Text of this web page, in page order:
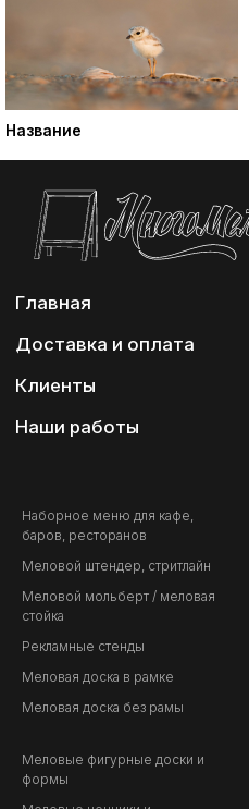
Название
Наборное меню для кафе,
баров, ресторанов
Меловой штендер, стритлайн
Меловой мольберт / меловая
стойка
Рекламные стенды
Меловая доска в рамке
Меловая доска без рамы
Меловые фигурные доски и
формы